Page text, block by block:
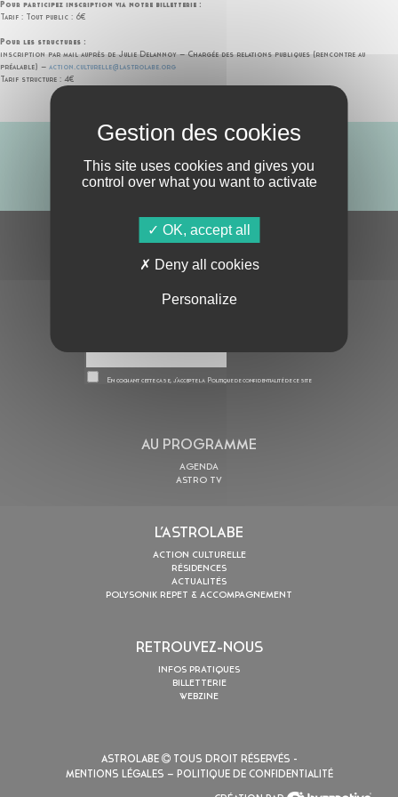
Pour participez inscription via notre billetterie :
Tarif : Tout public : 6€
Pour les structures :
inscription par mail auprès de Julie Delannoy – Chargée des relations publiques (rencontre au
préalable) – action.culturelle@lastrolabe.org
Tarif structure : 4€
ABONNE-TOI !
En cochant cette case, j’accepte la Politique de confidentialitéde ce site
AU PROGRAMME
AGENDA
ASTRO TV
L’ASTROLABE
ACTION CULTURELLE
RÉSIDENCES
ACTUALITÉS
POLYSONIK REPET & ACCOMPAGNEMENT
RETROUVEZ-NOUS
INFOS PRATIQUES
BILLETTERIE
WEBZINE
ASTROLABE
TOUS DROIT RÉSERVÉS -
MENTIONS LÉGALES – POLITIQUE DE CONFIDENTIALITÉ
This site uses cookies and gives you
control over what you want to activate
OK, accept all
Deny all cookies
Personalize